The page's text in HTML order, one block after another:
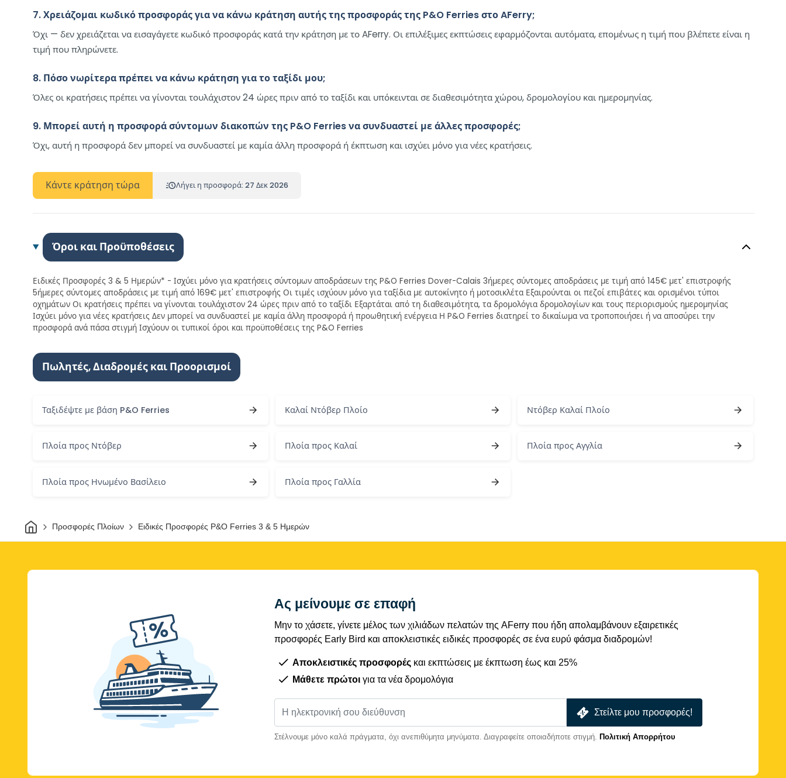
7. Χρειάζομαι κωδικό προσφοράς για να κάνω κράτηση αυτής της προσφοράς της P&O Ferries στο AFerry;
Όχι — δεν χρειάζεται να εισαγάγετε κωδικό προσφοράς κατά την κράτηση με το AFerry. Οι επιλέξιμες εκπτώσεις εφαρμόζονται αυτόματα, επομένως η τιμή που βλέπετε είναι η
τιμή που πληρώνετε.
8. Πόσο νωρίτερα πρέπει να κάνω κράτηση για το ταξίδι μου;
Όλες οι κρατήσεις πρέπει να γίνονται τουλάχιστον 24 ώρες πριν από το ταξίδι και υπόκεινται σε διαθεσιμότητα χώρου, δρομολογίου και ημερομηνίας.
9. Μπορεί αυτή η προσφορά σύντομων διακοπών της P&O Ferries να συνδυαστεί με άλλες προσφορές;
Όχι, αυτή η προσφορά δεν μπορεί να συνδυαστεί με καμία άλλη προσφορά ή έκπτωση και ισχύει μόνο για νέες κρατήσεις.
Κάντε κράτηση τώρα Λήγει η προσφορά: 27 Δεκ 2026
Όροι και Προϋποθέσεις
Ειδικές Προσφορές 3 & 5 Ημερών* - Ισχύει μόνο για κρατήσεις σύντομων αποδράσεων της P&O Ferries Dover-Calais 3ήμερες σύντομες αποδράσεις με τιμή από 145€ μετ' επιστροφής
5ήμερες σύντομες αποδράσεις με τιμή από 169€ μετ' επιστροφής Οι τιμές ισχύουν μόνο για ταξίδια με αυτοκίνητο ή μοτοσικλέτα Εξαιρούνται οι πεζοί επιβάτες και ορισμένοι τύποι
οχημάτων Οι κρατήσεις πρέπει να γίνονται τουλάχιστον 24 ώρες πριν από το ταξίδι Εξαρτάται από τη διαθεσιμότητα, τα δρομολόγια δρομολογίων και τους περιορισμούς ημερομηνίας
Ισχύει μόνο για νέες κρατήσεις Δεν μπορεί να συνδυαστεί με καμία άλλη προσφορά ή προωθητική ενέργεια Η P&O Ferries διατηρεί το δικαίωμα να τροποποιήσει ή να αποσύρει την
προσφορά ανά πάσα στιγμή Ισχύουν οι τυπικοί όροι και προϋποθέσεις της P&O Ferries
Πωλητές, Διαδρομές και Προορισμοί
Ταξιδέψτε με βάση P&O Ferries Καλαί Ντόβερ Πλοίο Ντόβερ Καλαί Πλοίο
Πλοία προς Ντόβερ Πλοία προς Καλαί Πλοία προς Αγγλία
Πλοία προς Ηνωμένο Βασίλειο Πλοία προς Γαλλία
ΣπίτιΠροσφορές Πλοίων Ειδικές Προσφορές P&O Ferries 3 & 5 Ημερών
Ας μείνουμε σε επαφή
Μην το χάσετε, γίνετε μέλος των χιλιάδων πελατών της AFerry που ήδη απολαμβάνουν εξαιρετικές
προσφορές Early Bird και αποκλειστικές ειδικές προσφορές σε ένα ευρύ φάσμα διαδρομών!
Αποκλειστικές προσφορές και εκπτώσεις με έκπτωση έως και 25%
Μάθετε πρώτοι για τα νέα δρομολόγια
Στείλτε μου προσφορές!
Στέλνουμε μόνο καλά πράγματα, όχι ανεπιθύμητα μηνύματα. Διαγραφείτε οποιαδήποτε στιγμή. Πολιτική Απορρήτου